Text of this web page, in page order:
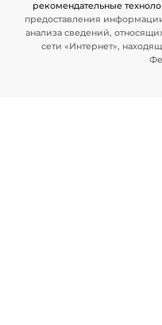
рекомендательные
предоставления
анализа сведений,
сети «Интернет»,